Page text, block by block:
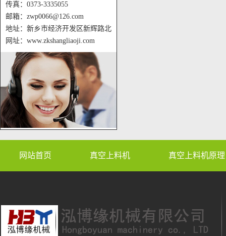
传真：0373-3335055
邮箱：zwp0066@126.com
地址：新乡市经济开发区新辉路北
网址：www.zkshangliaoji.com
网站首页 真空上料机 真空上料机原理